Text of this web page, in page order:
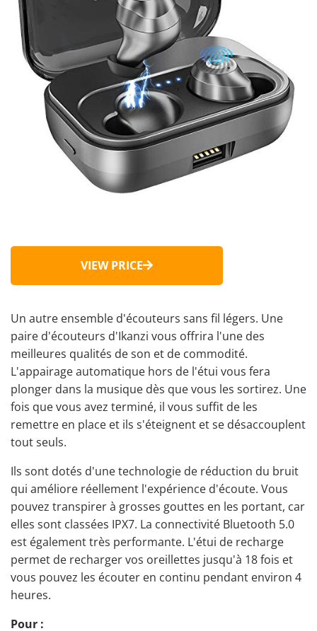
VIEW PRICE
Un autre ensemble d'écouteurs sans fil légers. Une
paire d'écouteurs d'Ikanzi vous offrira l'une des
meilleures qualités de son et de commodité.
L'appairage automatique hors de l'étui vous fera
plonger dans la musique dès que vous les sortirez. Une
fois que vous avez terminé, il vous suffit de les
remettre en place et ils s'éteignent et se désaccouplent
tout seuls.
Ils sont dotés d'une technologie de réduction du bruit
qui améliore réellement l'expérience d'écoute. Vous
pouvez transpirer à grosses gouttes en les portant, car
elles sont classées IPX7. La connectivité Bluetooth 5.0
est également très performante. L'étui de recharge
permet de recharger vos oreillettes jusqu'à 18 fois et
vous pouvez les écouter en continu pendant environ 4
heures.
Pour :